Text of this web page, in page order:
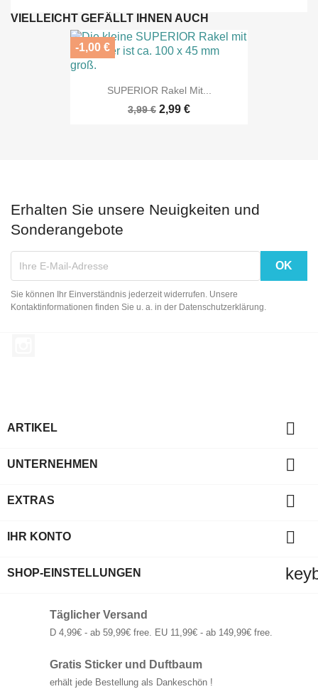
VIELLEICHT GEFÄLLT IHNEN AUCH
SUPERIOR Rakel Mit...
3,99 € 2,99 €
-1,00 €
Erhalten Sie unsere Neuigkeiten und
Sonderangebote
Sie können Ihr Einverständnis jederzeit widerrufen. Unsere
Kontaktinformationen finden Sie u. a. in der Datenschutzerklärung.
ARTIKEL 
UNTERNEHMEN 
EXTRAS 
IHR KONTO 
SHOP-EINSTELLUNGEN
Täglicher Versand
D 4,99€ - ab 59,99€ free. EU 11,99€ - ab 149,99€ free.
Gratis Sticker und Duftbaum
erhält jede Bestellung als Dankeschön !